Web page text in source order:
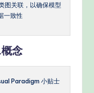
图关联，以确保模型
一致性
念
Paradigm 小贴士